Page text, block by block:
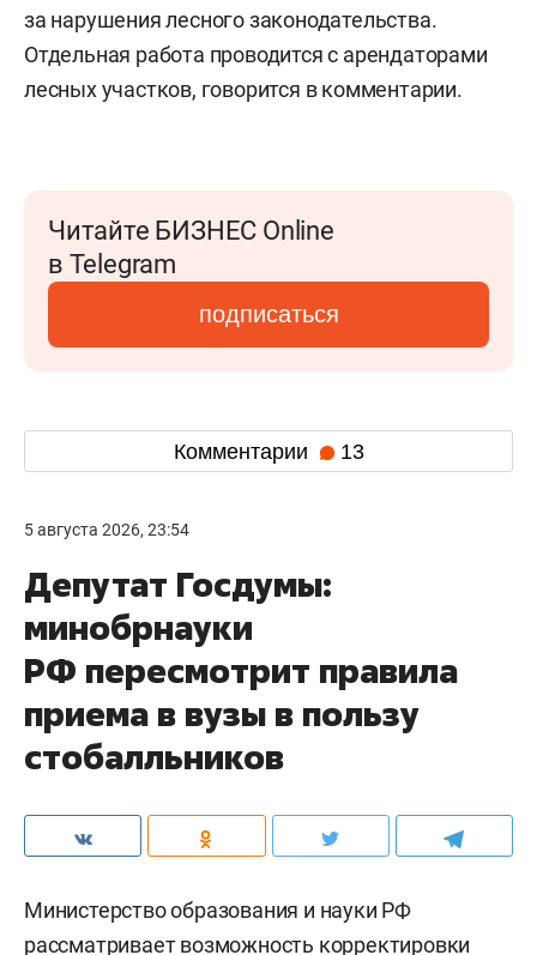
за нарушения лесного законодательства.
Отдельная работа проводится с арендаторами
лесных участков, говорится в комментарии.
Читайте БИЗНЕС Online
в Telegram
подписаться
Комментарии 13
5 августа 2026, 23:54
Депутат Госдумы:
минобрнауки
РФ пересмотрит правила
приема в вузы в пользу
стобалльников
Министерство образования и науки РФ
рассматривает возможность корректировки